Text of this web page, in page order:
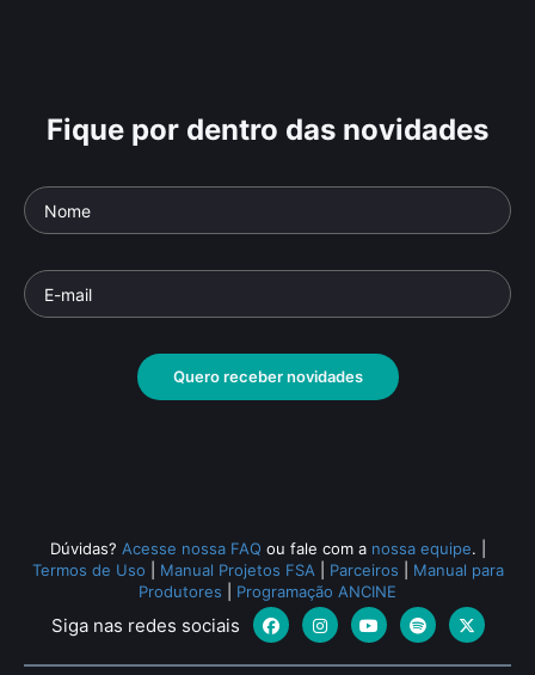
Fique por dentro das novidades
Quero receber novidades
Dúvidas? Acesse nossa FAQ ou fale com a nossa equipe.
Termos de Uso
Manual Projetos FSA Parceiros
Manual para
Produtores
Programação ANCINE
Siga nas redes sociais